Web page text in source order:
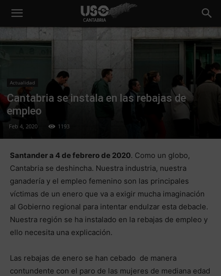
Actualidad
Cantabria se instala en las rebajas de
empleo
Feb 4, 2020 1193
Santander a 4 de febrero de 2020. Como un globo,
Cantabria se deshincha. Nuestra industria, nuestra
ganadería y el empleo femenino son las principales
víctimas de un enero que va a exigir mucha imaginación
al Gobierno regional para intentar endulzar esta debacle.
Nuestra región se ha instalado en la rebajas de empleo y
ello necesita una explicación.
Las rebajas de enero se han cebado de manera
contundente con el paro de las mujeres de mediana edad